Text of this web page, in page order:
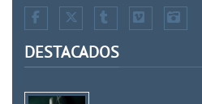
DESTACADOS